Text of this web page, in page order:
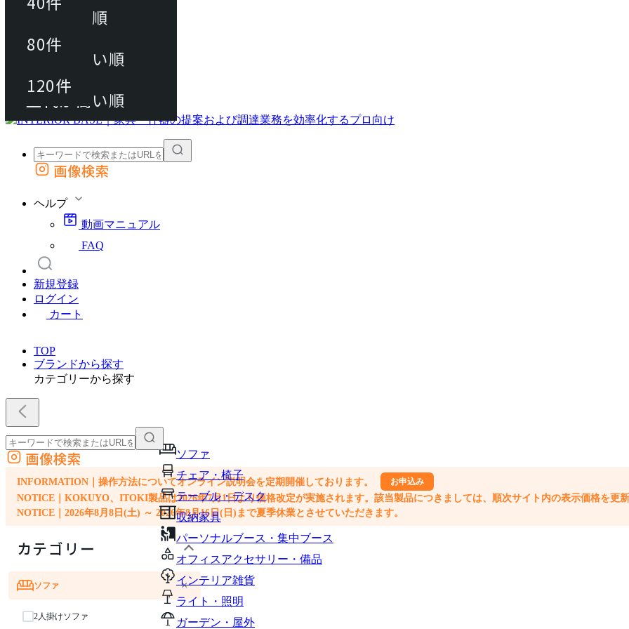
動画マニュアル
FAQ
カート
外部サイトの商品をカートに追加
画像検索
ヘルプ
動画マニュアル
FAQ
新規登録
ログイン
カート
TOP
ブランドから探す
カテゴリーから探す
ソファ
チェア・椅子
テーブル・デスク
収納家具
パーソナルブース・集中ブース
オフィスアクセサリー・備品
インテリア雑貨
ライト・照明
ガーデン・屋外
外部サイトの商品をカートに追加
他のサイトで見つけた商品ページのURLを貼り付けて、カートに追加できます
画像検索
INFORMATION｜操作方法についてオンライン説明会を定期開催しております。 お申込み
NOTICE｜KOKUYO、ITOKI製品は2026年7月1日より価格改定が実施されます。該当製品につきましては、順次サイト内の表示価格を更新
NOTICE｜2026年8月8日(土) ～ 2026年8月16日(日)まで夏季休業とさせていただきます。
カテゴリー
ソファ ×
2人掛けソファ
80件
120件
おすすめ順
上代が安い順
上代が高い順
80件
120件